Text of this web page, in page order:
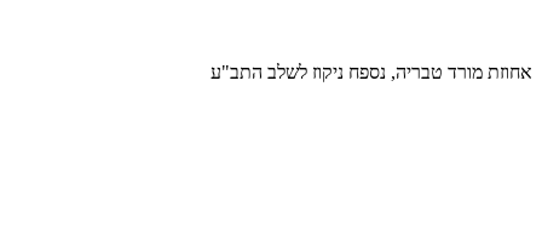
אחוזת מורד טבריה, נספח ניקוז לשלב התב"ע